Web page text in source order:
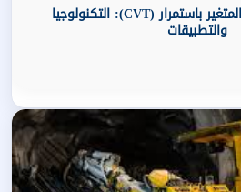
دورة أنظمة النقل المتغير باستمرار (CVT): التكنولوجيا
والتطبيقات